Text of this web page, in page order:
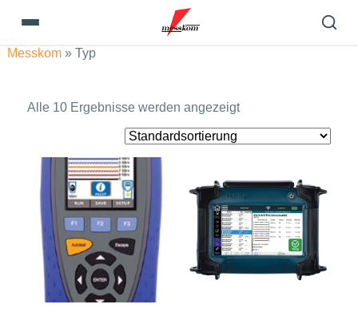
Messkom » Typ
Alle 10 Ergebnisse werden angezeigt